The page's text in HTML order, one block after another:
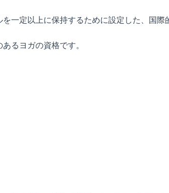
一定以上に保持するために設定した、国
るヨガの資格です。